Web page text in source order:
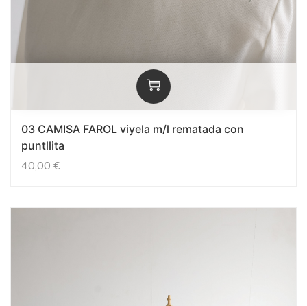
03 CAMISA FAROL viyela m/l rematada con
puntllita
40,00 €